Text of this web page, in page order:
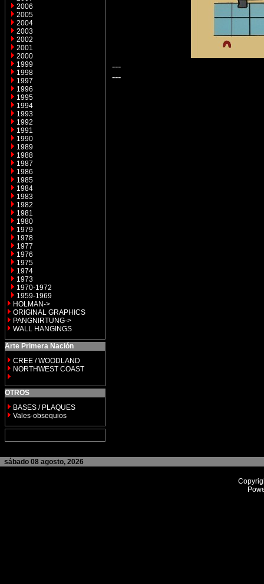
2006
2005
2004
2003
2002
2001
2000
1999
1998
1997
1996
1995
1994
1993
1992
1991
1990
1989
1988
1987
1986
1985
1984
1983
1982
1981
1980
1979
1978
1977
1976
1975
1974
1973
1970-1972
1959-1969
HOLMAN->
ORIGINAL GRAPHICS
PANGNIRTUNG->
WALL HANGINGS
Arte Primera Nación
CREE / WOODLAND
NORTHWEST COAST
OTROS
BASES / PLAQUES
Vales-obsequios
---
---
sábado 08 agosto, 2026